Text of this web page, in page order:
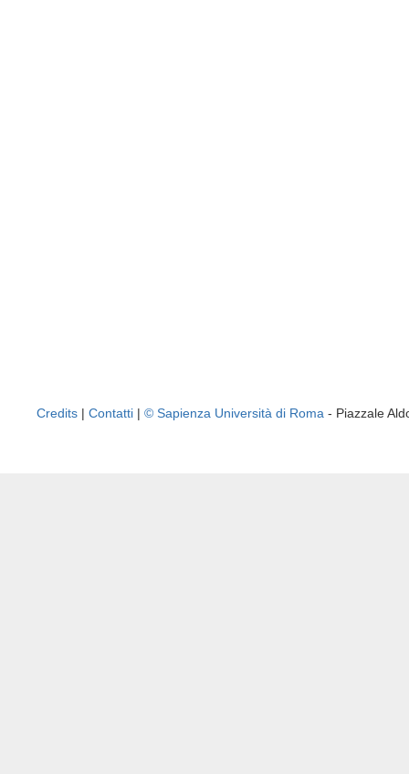
Credits | Contatti | © Sapienza Università di Roma - Piazzale